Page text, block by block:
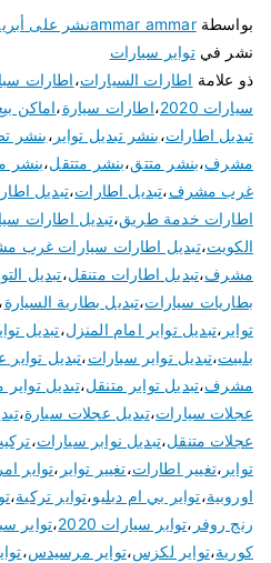
بواسطةammar ammarنشر على أبريل
نشر فيتواير سيارات
ذو علامة اطارات السيارات،اطارات
سيارات 2020
،اطارات سيارة،اماكن
تبديل اطارات،بنشر تبديل تواير ،بنشر
مشرف،بنشر متتق،بنشر متتقل،بنشر
غرب مشرف،تبديل اطارات،تبديل
اطارات خدمة طريق،تبديل اطارات
الكويت،تبديل اطارات سيارات غرب
مشرف،تبديل اطارات متنقل،تبديل
بطاريات سيارات،تبديل بطارية السيارة،
تواير ،تبديل تواير امام المنزل،تبديل
بلبيت،تبديل تواير سيارات،تبديل تواير
مشرف،تبديل تواير متنقل،تبديل تواير
عجلات سيارات،تبديل عجلات سيارة،
عجلات متنقل،تبديل نوابر سيارات،
تواير ،تغيير اطارات،تغيير تواير ،تواير
اوروبية،تواير بي ام دبليو،تواير تركية،
رنج روفر ،تواير سيارات 2020 ،تواير
كورية،تواير لكزس،تواير مرسيدس،